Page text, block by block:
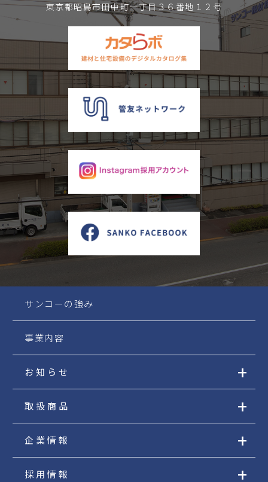
東京都昭島市田中町一丁目３６番地１２号
サンコーの強み
事業内容
お知らせ
取扱商品
企業情報
採用情報